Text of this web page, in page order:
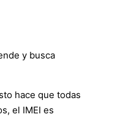
y busca
hace que todas
el IMEI es